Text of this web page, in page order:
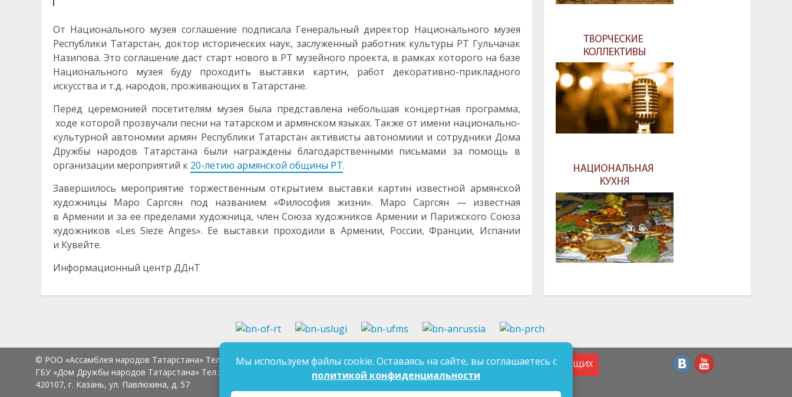
От Национального музея соглашение подписала Генеральный директор Национального музея
Республики Татарстан, доктор исторических наук, заслуженный работник культуры РТ Гульчачак
Назипова. Это соглашение даст старт нового в РТ музейного проекта, в рамках которого на базе
Национального музея буду проходить выставки картин, работ декоративно-прикладного
искусства и т.д. народов, проживающих в Татарстане.
Перед церемонией посетителям музея была представлена небольшая концертная программа,
ходе которой прозвучали песни на татарском и армянском языках. Также от имени национально-
культурной автономии армян Республики Татарстан активисты автономиии и сотрудники Дома
Дружбы народов Татарстана были награждены благодарственными письмами за помощь в
организации мероприятий к 20-летию армянской общины РТ.
Завершилось мероприятие торжественным открытием выставки картин известной армянской
художницы Маро Саргсян под названием «Философия жизни». Маро Саргсян — известная
в Армении и за ее пределами художница, член Союза художников Армении и Парижского Союза
художников «Les Sieze Anges». Ее выставки проходили в Армении, России, Франции, Испании
и Кувейте.
Информационный центр ДДнТ
ДЛЯ СЛАБОВИДЯЩИХ
© РОО «Ассамблея народов Татарстана» Тел.: 8 (843) 237-97-99E-mail:an-tatarstan@yandex.ru
ГБУ «Дом Дружбы народов Татарстана» Тел.:
E-mail:mk.ddn@tatar.ru
420107, г. Казань, ул. Павлюхина, д. 57
Мы используем файлы cookie. Оставаясь на сайте, вы соглашаетесь с
политикой конфиденциальности